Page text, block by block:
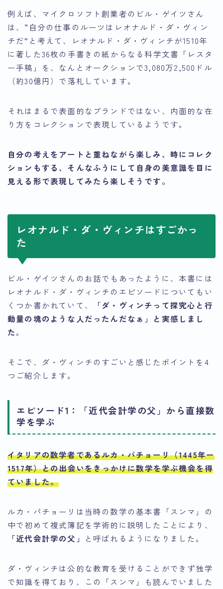
例えば、マイクロソフト創業者のビル・ゲイツさん
は、“自分の仕事のルーツはレオナルド・ダ・ヴィン
チだ”と考えて、レオナルド・ダ・ヴィンチが1510年
に著した36枚の手書きの紙からなる科学文書「レスタ
ー手稿」を、なんとオークションで3,080万2,500ドル
（約30億円）で落札しています。
それはまるで表面的なブランドではない、内面的な在
り方をコレクションで表現しているようです。
自分の考えをアートと重ねながら楽しみ、時にコレク
ションもする、そんなふうにして自身の美意識を目に
見える形で表現してみたら楽しそうです。
レオナルド・ダ・ヴィンチはすごかっ
た
ビル・ゲイツさんのお話でもあったように、本書には
レオナルド・ダ・ヴィンチのエピソードについてもい
くつか書かれていて、
「ダ・ヴィンチって探究心と行
動量の塊のような人だったんだなぁ」と実感しまし
た。
そこで、ダ・ヴィンチのすごいと感じたポイントを4
つご紹介します。
エピソード1：「近代会計学の父」から直接数
学を学ぶ
イタリアの数学者であるルカ・パチョーリ（1445年ー
1517年）との出会いをきっかけに数学を学ぶ機会を得
ていました。
ルカ・パチョーリは当時の数学の基本書「スンマ」の
中で初めて複式簿記を学術的に説明したことにより、
「近代会計学の父」
と呼ばれるようになりました。
ダ・ヴィンチは公的な教育を受けることができず独学
で知識を得ており、この「スンマ」も読んでいました